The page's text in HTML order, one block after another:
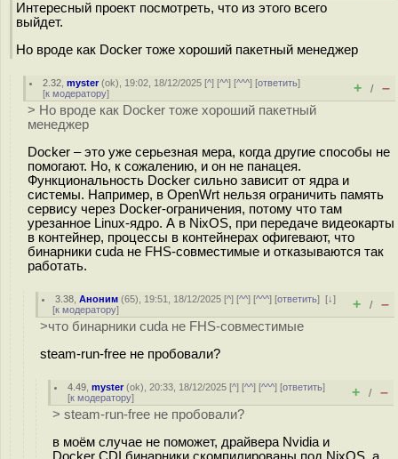
Интересный проект посмотреть, что из этого всего
выйдет.
Но вроде как Docker тоже хороший пакетный менеджер
2.32 ,myster(ok), 19:02, 18/12/2025 [^] [^^] [^^^] [ответить]
[к модератору] + / –
> Но вроде как Docker тоже хороший пакетный
менеджер
Docker – это уже серьезная мера, когда другие способы не
помогают. Но, к сожалению, и он не панацея.
Функциональность Docker сильно зависит от ядра и
системы. Например, в OpenWrt нельзя ограничить память
сервису через Docker-ограничения, потому что там
урезанное Linux-ядро. А в NixOS, при передаче видеокарты
в контейнер, процессы в контейнерах офигевают, что
бинарники cuda не FHS-совместимые и отказываются так
работать.
3.38 ,Аноним (65), 19:51, 18/12/2025 [^] [^^] [^^^] [ответить][↓]
[к модератору] + / –
>что бинарники cuda не FHS-совместимые
steam-run-free не пробовали?
4.49 ,myster(ok), 20:33, 18/12/2025 [^] [^^] [^^^] [ответить]
[к модератору] + / –
> steam-run-free не пробовали?
в моём случае не поможет, драйвера Nvidia и